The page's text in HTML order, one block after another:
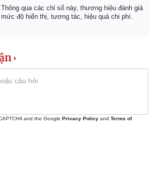
Thông qua các chỉ số này, thương hiệu đánh giá
mức độ hiển thị, tương tác, hiệu quả chi phí.
and the Google Privacy Policy and Terms of